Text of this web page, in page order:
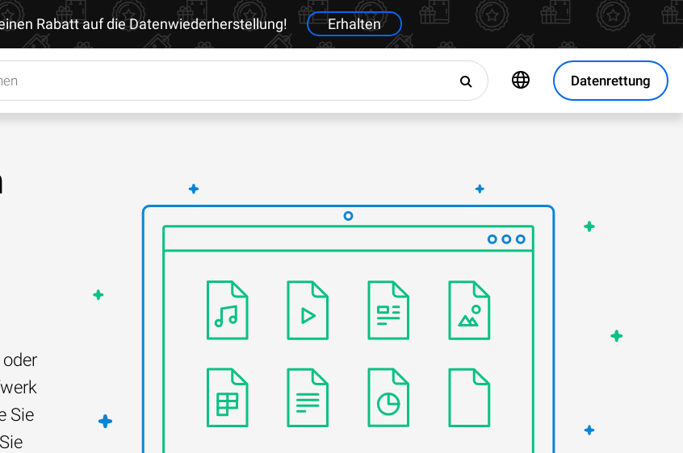
Rabatt auf die Datenwiederherstellung! Erhalten
Datenrettung
Sie